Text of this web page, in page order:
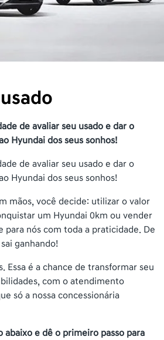
de avaliar seu usado e dar o
Hyundai dos seus sonhos!
de avaliar seu usado e dar o
Hyundai dos seus sonhos!
mãos, você decide: utilizar o valor
um Hyundai 0km ou vender
nós com toda a praticidade. De
ganhando!
Essa é a chance de transformar seu
com o atendimento
só a nossa concessionária
abaixo e dê o primeiro passo para